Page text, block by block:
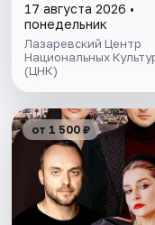
17 августа 2026 •
понедельник
Лазаревский Центр
Национальных
(ЦНК)
от 1 500 ₽